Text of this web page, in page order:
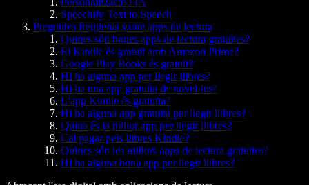
Speechify Text to Speech
Preguntes freqüents sobre apps de lectura
Quines són bones apps de lectura gratuïtes?
El Kindle és gratuït amb Amazon Prime?
Google Play Books és gratuït?
Hi ha alguna app per llegir llibres?
Hi ha una app gratuïta de novel·les?
L’app Kindle és gratuïta?
Hi ha alguna app gratuïta per llegir llibres?
Quina és la millor app per llegir llibres?
Cal pagar pels llibres Kindle?
Quines són les millors apps de lectura gratuïtes?
Hi ha alguna bona app per llegir llibres?